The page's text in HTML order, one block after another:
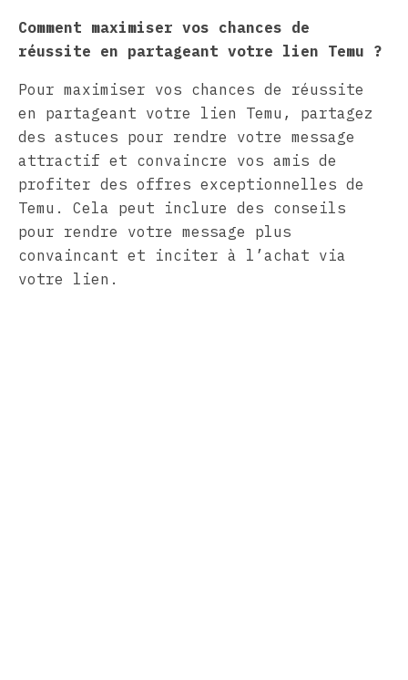
Comment maximiser vos chances de
réussite en partageant votre lien Temu ?
Pour maximiser vos chances de réussite
en partageant votre lien Temu, partagez
des astuces pour rendre votre message
attractif et convaincre vos amis de
profiter des offres exceptionnelles de
Temu. Cela peut inclure des conseils
pour rendre votre message plus
convaincant et inciter à l’achat via
votre lien.